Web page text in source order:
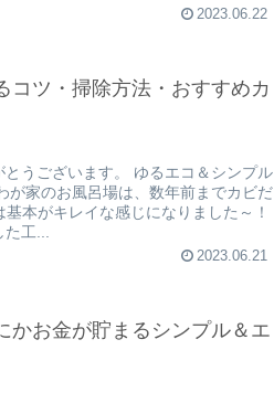
2023.06.22
コツ・掃除方法・おすすめカ
うございます。 ゆるエコ＆シンプル
が家のお風呂場は、数年前までカビだ
本がキレイな感じになりました～！
工...
2023.06.21
かお金が貯まるシンプル＆エ